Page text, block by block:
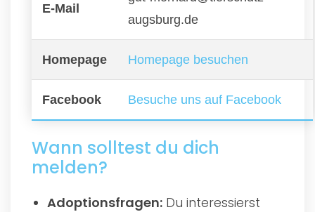
E-Mail
augsburg.de
Homepage Homepage besuchen
Facebook Besuche uns auf Facebook
Wann solltest du dich
melden?
Adoptionsfragen: Du interessierst